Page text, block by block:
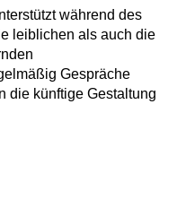
während des
leiblichen als auch die
Gespräche
die künftige Gestaltung